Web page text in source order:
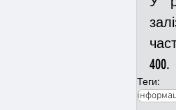
400.
Теги: